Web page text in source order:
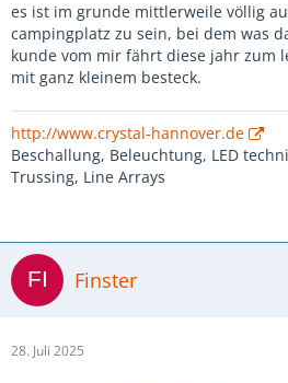
es ist im grunde mittlerweile völlig
campingplatz zu sein, bei dem was
kunde vom mir fährt diese jahr zum
mit ganz kleinem besteck.
http://www.crystal-hannover.de
Beschallung, Beleuchtung, LED
Trussing, Line Arrays
Finster
28. Juli 2025